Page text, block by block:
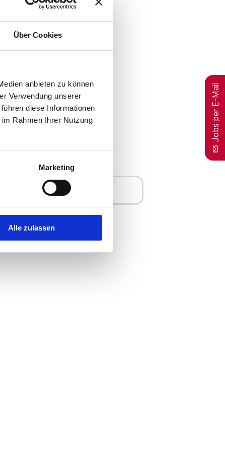
Über Cookies
anbieten zu können
Verwendung unserer
diese Informationen
Rahmen Ihrer Nutzung
Marketing
Alle zulassen
potenziellen Arbeitgeber
(m/w/d),
Praxis (m/w/d),
(m/w/d), Augenarzt
Jobs per E-Mail